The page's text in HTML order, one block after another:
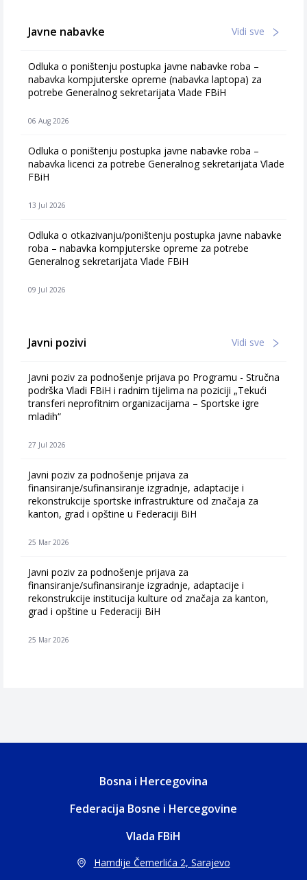
Javne nabavke Vidi sve
Odluka o poništenju postupka javne nabavke roba –
nabavka kompjuterske opreme (nabavka laptopa) za
potrebe Generalnog sekretarijata Vlade FBiH
06 Aug 2026
Odluka o poništenju postupka javne nabavke roba –
nabavka licenci za potrebe Generalnog sekretarijata Vlade
FBiH
13 Jul 2026
Odluka o otkazivanju/poništenju postupka javne nabavke
roba – nabavka kompjuterske opreme za potrebe
Generalnog sekretarijata Vlade FBiH
09 Jul 2026
Javni pozivi Vidi sve
Javni poziv za podnošenje prijava po Programu - Stručna
podrška Vladi FBiH i radnim tijelima na poziciji „Tekući
transferi neprofitnim organizacijama – Sportske igre
mladih“
27 Jul 2026
Javni poziv za podnošenje prijava za
finansiranje/sufinansiranje izgradnje, adaptacije i
rekonstrukcije sportske infrastrukture od značaja za
kanton, grad i opštine u Federaciji BiH
25 Mar 2026
Javni poziv za podnošenje prijava za
finansiranje/sufinansiranje izgradnje, adaptacije i
rekonstrukcije institucija kulture od značaja za kanton,
grad i opštine u Federaciji BiH
25 Mar 2026
Bosna i Hercegovina
Federacija Bosne i Hercegovine
Vlada FBiH
Hamdije Čemerlića 2, Sarajevo